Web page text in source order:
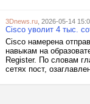
3Dnews.ru , 2026-05-14
Cisco уволит 4 тыс.
Cisco намерена
навыкам на
Register. По словам
сетях пост,